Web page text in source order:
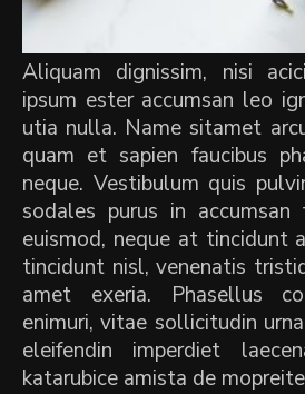
Aliquam dignissim, nisi
ipsum ester accumsan leo
utia nulla. Name sitamet
quam et sapien faucibus
neque. Vestibulum quis
sodales purus in accumsan
euismod, neque at tincidunt
tincidunt nisl, venenatis
amet exeria. Phasellus
enimuri, vitae sollicitudin
eleifendin imperdiet
katarubice amista de